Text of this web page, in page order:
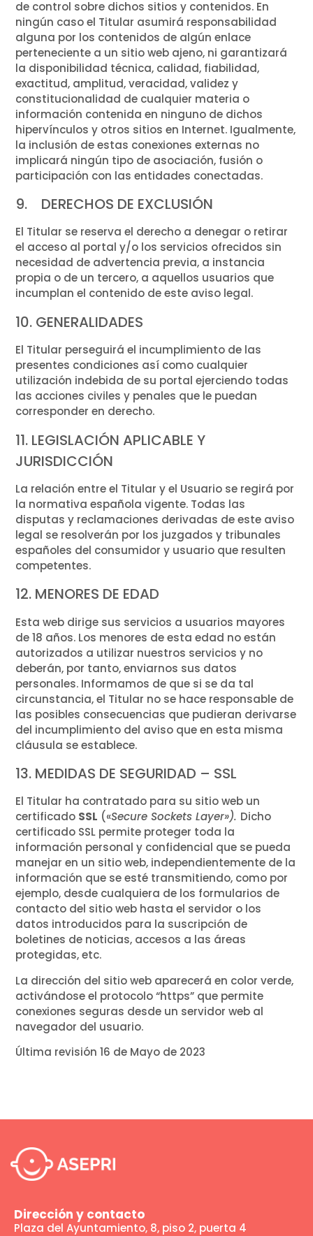
de control sobre dichos sitios y contenidos. En
ningún caso el Titular asumirá responsabilidad
alguna por los contenidos de algún enlace
perteneciente a un sitio web ajeno, ni garantizará
la disponibilidad técnica, calidad, fiabilidad,
exactitud, amplitud, veracidad, validez y
constitucionalidad de cualquier materia o
información contenida en ninguno de dichos
hipervínculos y otros sitios en Internet. Igualmente,
la inclusión de estas conexiones externas no
implicará ningún tipo de asociación, fusión o
participación con las entidades conectadas.
9. DERECHOS DE EXCLUSIÓN
El Titular se reserva el derecho a denegar o retirar
el acceso al portal y/o los servicios ofrecidos sin
necesidad de advertencia previa, a instancia
propia o de un tercero, a aquellos usuarios que
incumplan el contenido de este aviso legal.
10. GENERALIDADES
El Titular perseguirá el incumplimiento de las
presentes condiciones así como cualquier
utilización indebida de su portal ejerciendo todas
las acciones civiles y penales que le puedan
corresponder en derecho.
11. LEGISLACIÓN APLICABLE Y
JURISDICCIÓN
La relación entre el Titular y el Usuario se regirá por
la normativa española vigente. Todas las
disputas y reclamaciones derivadas de este aviso
legal se resolverán por los juzgados y tribunales
españoles del consumidor y usuario que resulten
competentes.
12. MENORES DE EDAD
Esta web dirige sus servicios a usuarios mayores
de 18 años. Los menores de esta edad no están
autorizados a utilizar nuestros servicios y no
deberán, por tanto, enviarnos sus datos
personales. Informamos de que si se da tal
circunstancia, el Titular no se hace responsable de
las posibles consecuencias que pudieran derivarse
del incumplimiento del aviso que en esta misma
cláusula se establece.
13. MEDIDAS DE SEGURIDAD – SSL
El Titular ha contratado para su sitio web un
certificado SSL («Secure Sockets Layer»). Dicho
certificado SSL permite proteger toda la
información personal y confidencial que se pueda
manejar en un sitio web, independientemente de la
información que se esté transmitiendo, como por
ejemplo, desde cualquiera de los formularios de
contacto del sitio web hasta el servidor o los
datos introducidos para la suscripción de
boletines de noticias, accesos a las áreas
protegidas, etc.
La dirección del sitio web aparecerá en color verde,
activándose el protocolo “https” que permite
conexiones seguras desde un servidor web al
navegador del usuario.
Última revisión 16 de Mayo de 2023
Dirección y contacto
Plaza del Ayuntamiento, 8, piso 2, puerta 4